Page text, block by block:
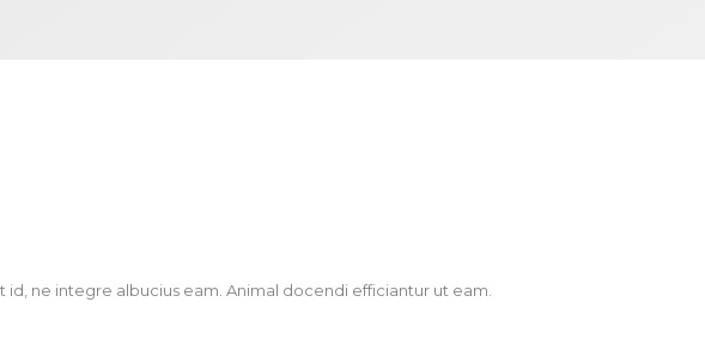
ne integre albucius eam. Animal docendi efficiantur ut eam.